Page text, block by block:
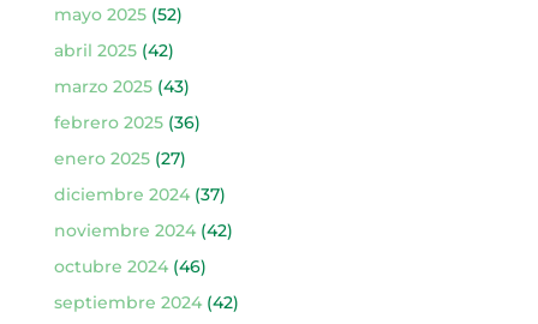
mayo 2025(52)
abril 2025(42)
marzo 2025(43)
febrero 2025(36)
enero 2025(27)
diciembre 2024(37)
noviembre 2024(42)
octubre 2024(46)
septiembre 2024(42)